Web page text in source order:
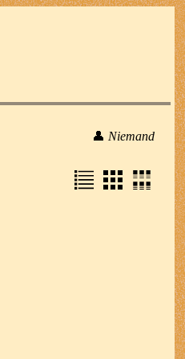
👤 Niemand